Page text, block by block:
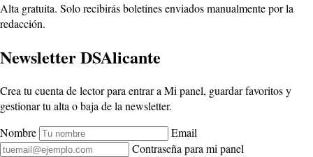
Alta gratuita. Solo recibirás boletines enviados manualmente por la
redacción.
Newsletter DSAlicante
Crea tu cuenta de lector para entrar a Mi panel, guardar favoritos y
gestionar tu alta o baja de la newsletter.
Nombre
Email
Contraseña para mi panel